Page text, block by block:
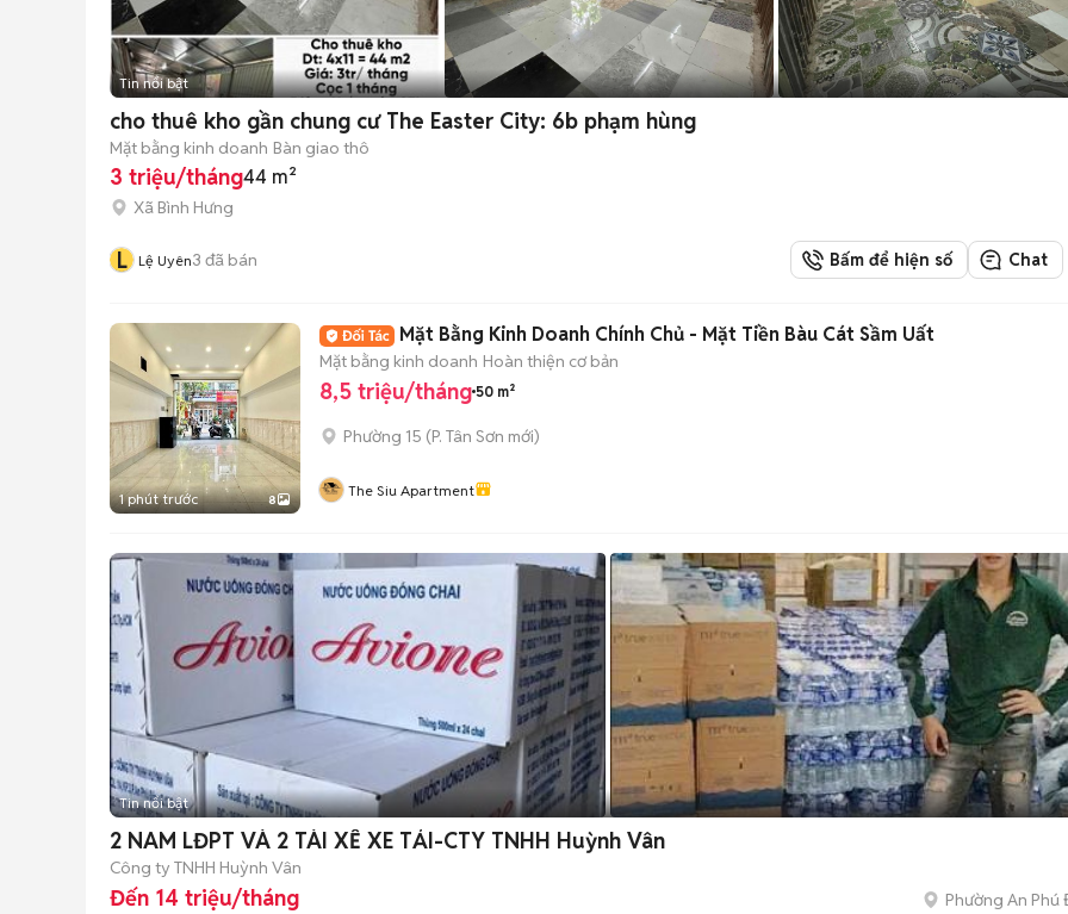
Tin nổi bật
cho thuê kho gần chung cư The Easter City: 6b phạm hùng
Mặt bằng kinh doanh Bàn giao thô
3 triệu/tháng44 m²
Xã Bình Hưng
L Lệ Uyên3 đã bán Bấm để hiện số Chat
1 phút trước 8
Mặt Bằng Kinh Doanh Chính Chủ - Mặt Tiền Bàu Cát Sầm Uất
Mặt bằng kinh doanh Hoàn thiện cơ bản
8,5 triệu/tháng 50 m²
Phường 15 (P. Tân Sơn mới)
The Siu Apartment
Tin nổi bật
2 NAM LĐPT VÀ 2 TÀI XẾ XE TẢI-CTY TNHH Huỳnh Vân
Công ty TNHH Huỳnh Vân
Đến 14 triệu/tháng Phường An